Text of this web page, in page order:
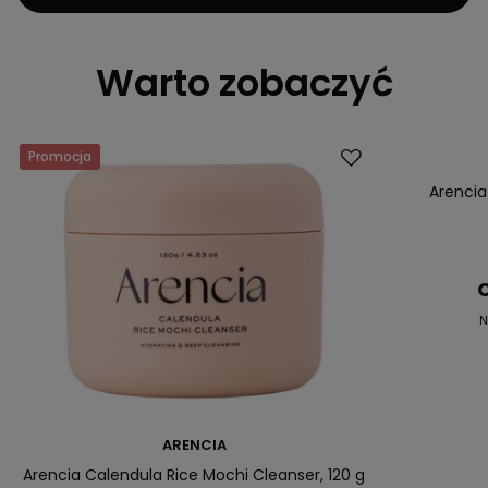
Warto zobaczyć
Promocja
ARENCIA
Arencia Calendula Rice Mochi Cleanser, 120 g